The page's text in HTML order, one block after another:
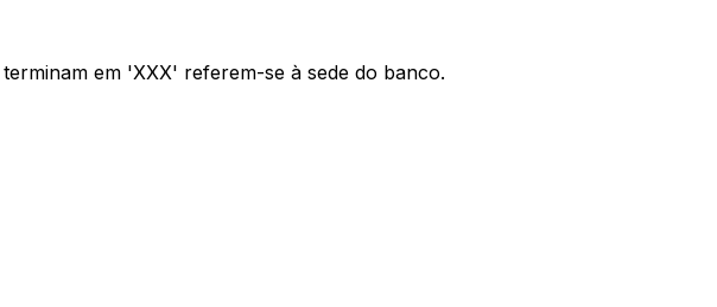
em 'XXX' referem-se à sede do banco.